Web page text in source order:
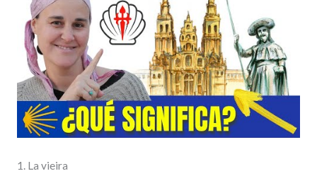
1. La vieira